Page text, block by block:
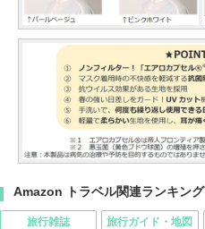
Amazon トラベル関連ランキング
旅行雑誌 旅行ガイド・地図